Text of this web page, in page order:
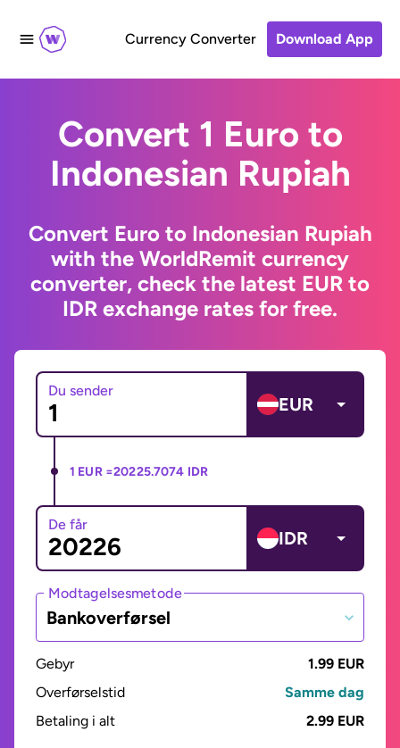
Currency Converter Download App
Convert 1 Euro to
Indonesian Rupiah
Convert Euro to Indonesian Rupiah
with the WorldRemit currency
converter, check the latest EUR to
IDR exchange rates for free.
Du sender
EUR
1 EUR =20225.7074 IDR
De får
IDR
Modtagelsesmetode
Bankoverførsel
Gebyr
1.99 EUR
Overførselstid
Samme dag
Betaling i alt
2.99 EUR